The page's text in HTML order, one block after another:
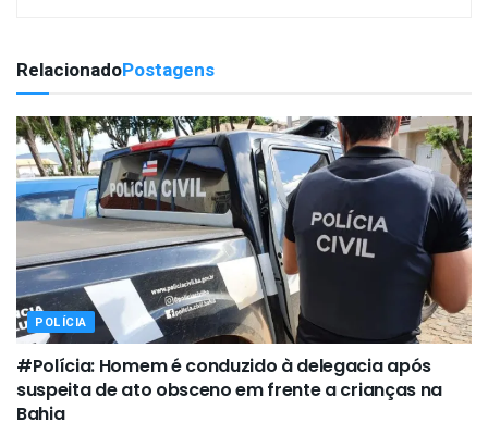
RelacionadoPostagens
POLÍCIA
#Polícia: Homem é conduzido à delegacia após
suspeita de ato obsceno em frente a crianças na
Bahia